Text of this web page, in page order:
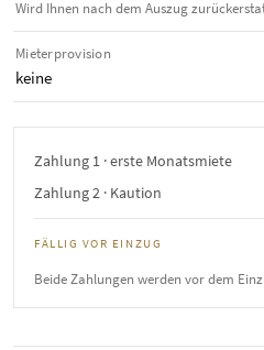
Wird Ihnen nach dem Auszug
Mieterprovision
keine
Zahlung 1 · erste Monatsmiete
Zahlung 2 · Kaution
FÄLLIG VOR EINZUG
Beide Zahlungen werden vor dem